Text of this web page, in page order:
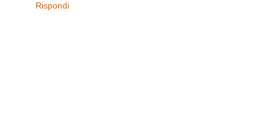
Rispondi